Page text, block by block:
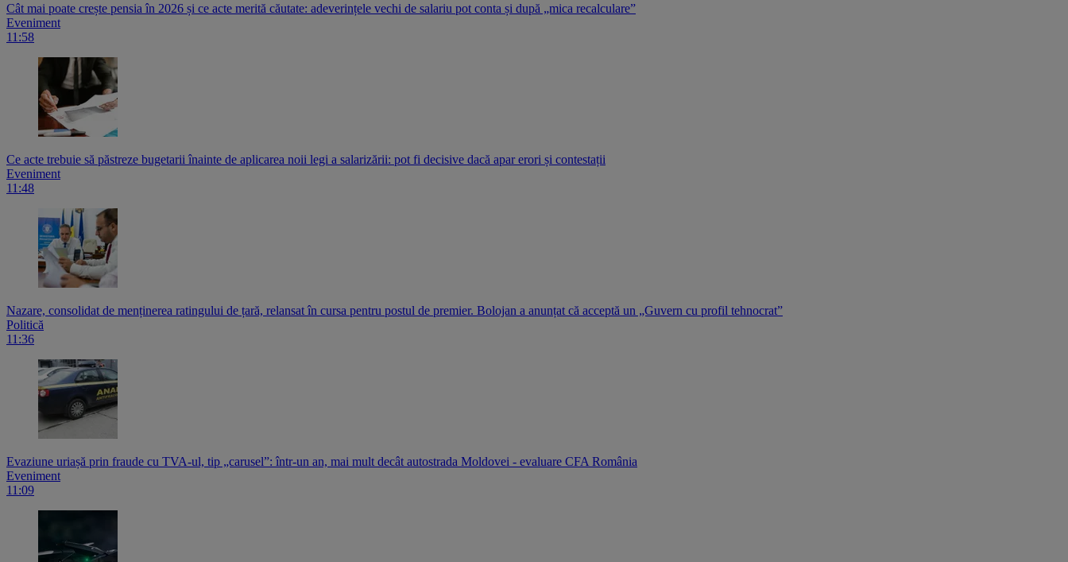
Cât mai poate crește pensia în 2026 și ce acte merită căutate: adeverințele vechi de salariu pot conta și după „mica recalculare”
Eveniment
11:58
Ce acte trebuie să păstreze bugetarii înainte de aplicarea noii legi a salarizării: pot fi decisive dacă apar erori și contestații
Eveniment
11:48
Nazare, consolidat de menținerea ratingului de țară, relansat în cursa pentru postul de premier. Bolojan a anunțat că acceptă un „Guvern cu profil tehnocrat”
Politică
11:36
Evaziune uriașă prin fraude cu TVA-ul, tip „carusel”: într-un an, mai mult decât autostrada Moldovei - evaluare CFA România
Eveniment
11:09